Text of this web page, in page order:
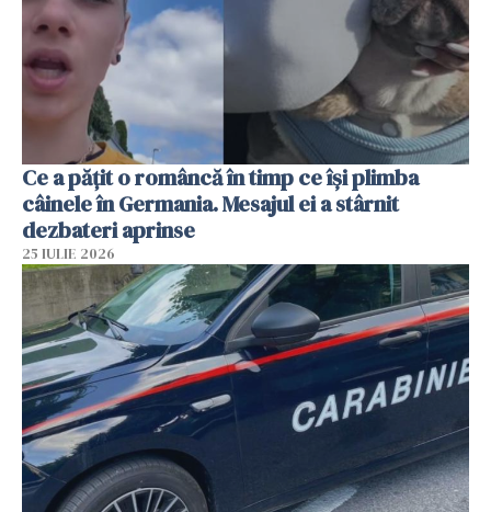
Ce a pățit o româncă în timp ce își plimba
câinele în Germania. Mesajul ei a stârnit
dezbateri aprinse
25 IULIE 2026